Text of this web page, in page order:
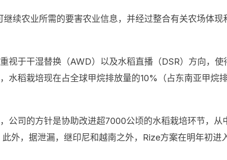
续农业所需的要害农业信息，并经过整合有关农场体
视于干湿替换（AWD）以及水稻直播（DSR）方向，
水稻栽培现在占全球甲烷排放量的10%（占东南亚甲烷
公司的方针是协助改进超7000公顷的水稻栽培环节，从
外，据泄漏，继印尼和越南之外， Rize方案在明年初进